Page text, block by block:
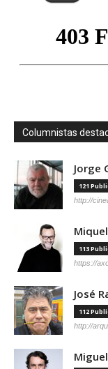
Columnistas
Jorge
121
http://
113
https://
José
112
http://